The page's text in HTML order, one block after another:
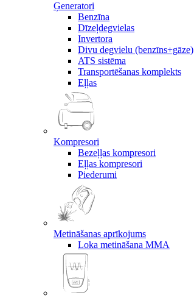
Ģeneratori
Benzīna
Dīzeļdegvielas
Invertora
Divu degvielu (benzīns+gāze)
ATS sistēma
Transportēšanas komplekts
Eļļas
Kompresori
Bezeļļas kompresori
Eļļas kompresori
Piederumi
Metināšanas aprīkojums
Loka metināšana MMA